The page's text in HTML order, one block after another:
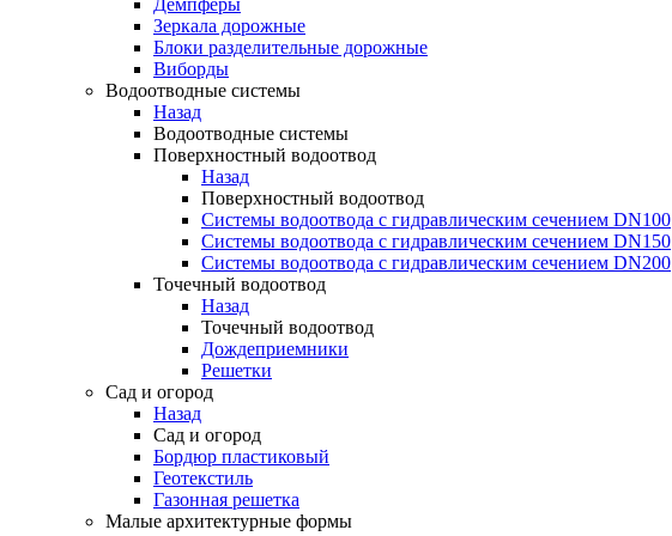
Демпферы
Зеркала дорожные
Блоки разделительные дорожные
Виборды
Водоотводные системы
Назад
Водоотводные системы
Поверхностный водоотвод
Назад
Поверхностный водоотвод
Системы водоотвода с гидравлическим сечением DN100
Системы водоотвода с гидравлическим сечением DN150
Системы водоотвода с гидравлическим сечением DN200
Точечный водоотвод
Назад
Точечный водоотвод
Дождеприемники
Решетки
Сад и огород
Назад
Сад и огород
Бордюр пластиковый
Геотекстиль
Газонная решетка
Малые архитектурные формы